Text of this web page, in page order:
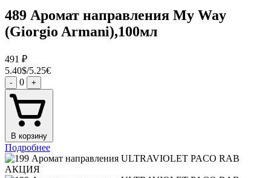
489 Аромат направления My Way
(Giorgio Armani),100мл
491 ₽
5.40$/5.25€
- 0 +
В корзину
Подробнее